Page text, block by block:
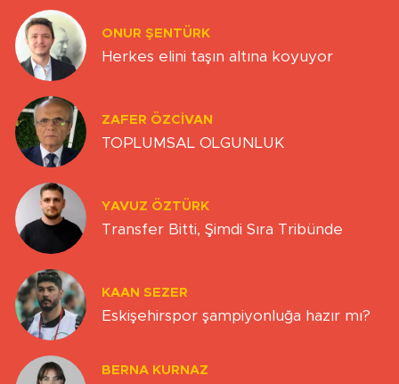
ONUR ŞENTÜRK
Herkes elini taşın altına koyuyor
ZAFER ÖZCIVAN
TOPLUMSAL OLGUNLUK
YAVUZ ÖZTÜRK
Transfer Bitti, Şimdi Sıra Tribünde
KAAN SEZER
Eskişehirspor şampiyonluğa hazır mı?
BERNA KURNAZ